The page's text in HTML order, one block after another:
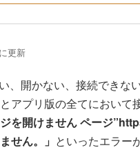
更新
、開かない、接続できな
アプリ版の全てにおいて
ジを開けません ページ
せん。」 といったエラー